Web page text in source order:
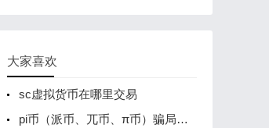
大家喜欢
sc虚拟货币在哪里交易
pi币（派币、兀币、π币）骗局被央视曝光了，这就是个传销币！